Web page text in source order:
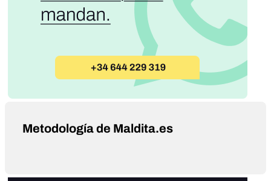
Metodología de Maldita.es